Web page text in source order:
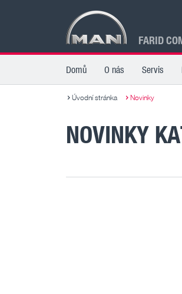
FARID
Domů O nás Servis
Úvodní stránka Novinky